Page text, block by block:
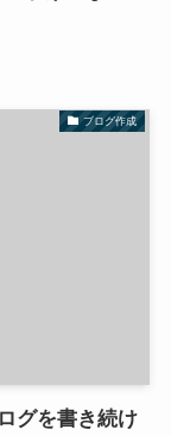
ブログ作成
グを書き続け